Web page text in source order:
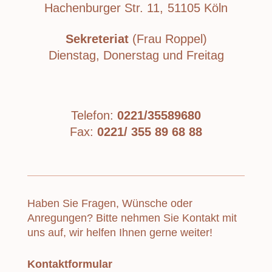
Hachenburger Str. 11, 51105 Köln
Sekreteriat(Frau Roppel)
Dienstag, Donerstag und Freitag
Telefon: 0221/35589680
Fax: 0221/ 355 89 68 88
Haben Sie Fragen, Wünsche oder
Anregungen? Bitte nehmen Sie Kontakt mit
uns auf, wir helfen Ihnen gerne weiter!
Kontaktformular